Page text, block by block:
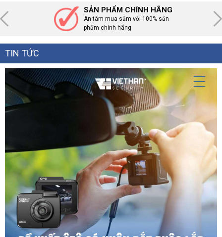
SẢN PHẨM CHÍNH HÃNG
An tâm mua sắm với 100% sản
phẩm chính hãng
TIN TỨC